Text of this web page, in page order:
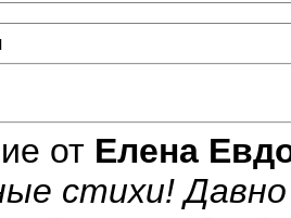
от Елена
стихи!